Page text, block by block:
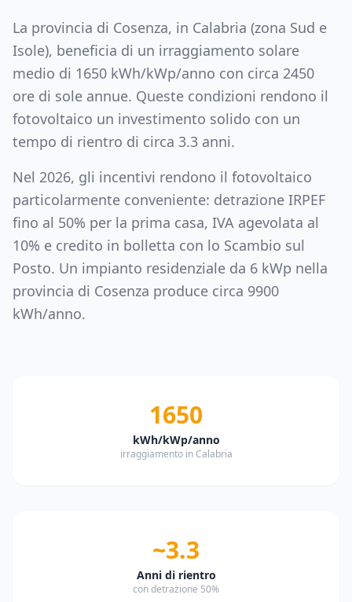
La provincia di Cosenza, in Calabria (zona Sud e
Isole), beneficia di un irraggiamento solare
medio di 1650 kWh/kWp/anno con circa 2450
ore di sole annue. Queste condizioni rendono il
fotovoltaico un investimento solido con un
tempo di rientro di circa 3.3 anni.
Nel 2026, gli incentivi rendono il fotovoltaico
particolarmente conveniente: detrazione IRPEF
fino al 50% per la prima casa, IVA agevolata al
10% e credito in bolletta con lo Scambio sul
Posto. Un impianto residenziale da 6 kWp nella
provincia di Cosenza produce circa 9900
kWh/anno.
1650
kWh/kWp/anno
irraggiamento in Calabria
~3.3
Anni di rientro
con detrazione 50%